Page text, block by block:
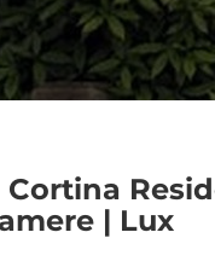
| Lux